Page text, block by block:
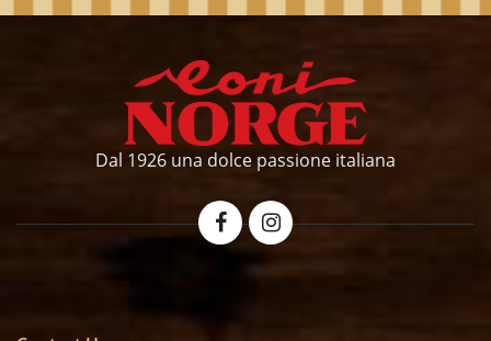
Dal 1926 una dolce passione italiana